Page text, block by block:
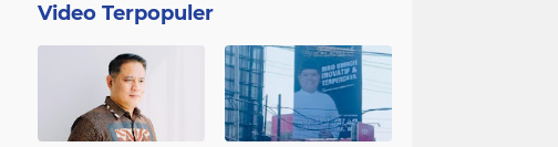
Video Terpopuler